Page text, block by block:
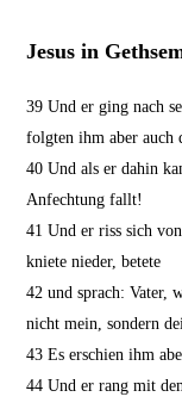
Jesus in
39Und er ging nach
folgten ihm aber auch
40Und als er dahin
Anfechtung fallt!
41Und er riss sich
kniete nieder, betete
42und sprach: Vater,
nicht mein, sondern
43Es erschien ihm
44Und er rang mit